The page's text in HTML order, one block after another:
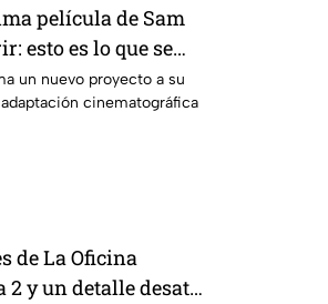
película de Sam
esto es lo que se
un nuevo proyecto a su
cinematográfica
de La Oficina
y un detalle desata